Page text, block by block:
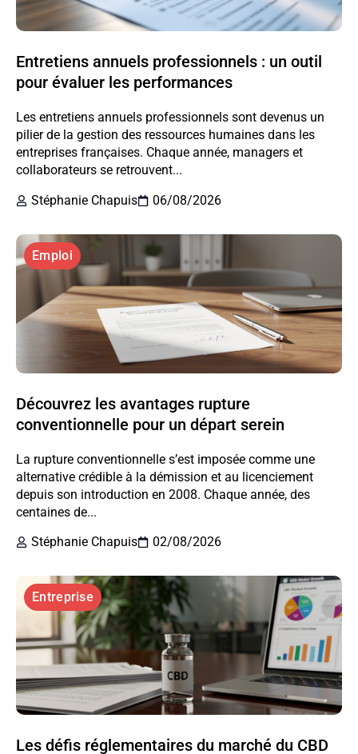
Entretiens annuels professionnels : un outil
pour évaluer les performances
Les entretiens annuels professionnels sont devenus un
pilier de la gestion des ressources humaines dans les
entreprises françaises. Chaque année, managers et
collaborateurs se retrouvent...
Stéphanie Chapuis
06/08/2026
Emploi
Découvrez les avantages rupture
conventionnelle pour un départ serein
La rupture conventionnelle s’est imposée comme une
alternative crédible à la démission et au licenciement
depuis son introduction en 2008. Chaque année, des
centaines de...
Stéphanie Chapuis
02/08/2026
Entreprise
Les défis réglementaires du marché du CBD